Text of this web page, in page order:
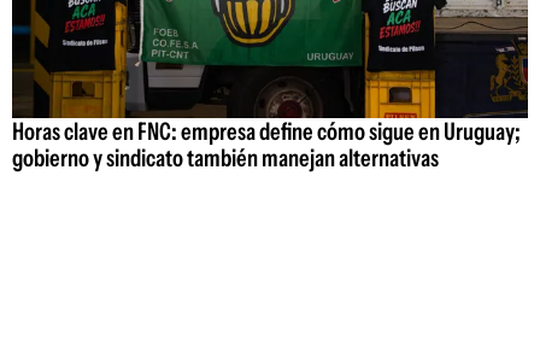
Horas clave en FNC: empresa define cómo sigue en Uruguay;
gobierno y sindicato también manejan alternativas